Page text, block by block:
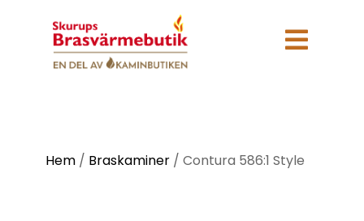

Hem / Braskaminer / Contura 586:1 Style